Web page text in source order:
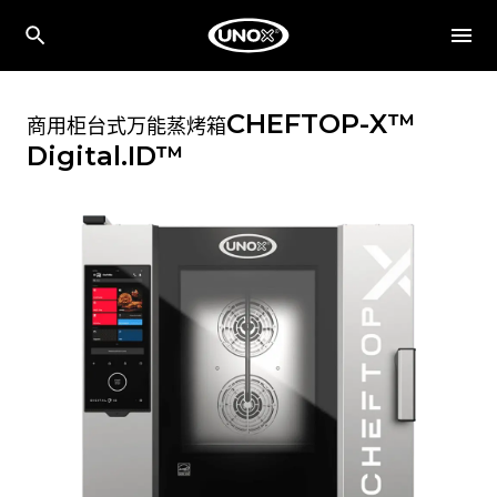
商用柜台式万能蒸烤箱CHEFTOP-X™
Digital.ID™